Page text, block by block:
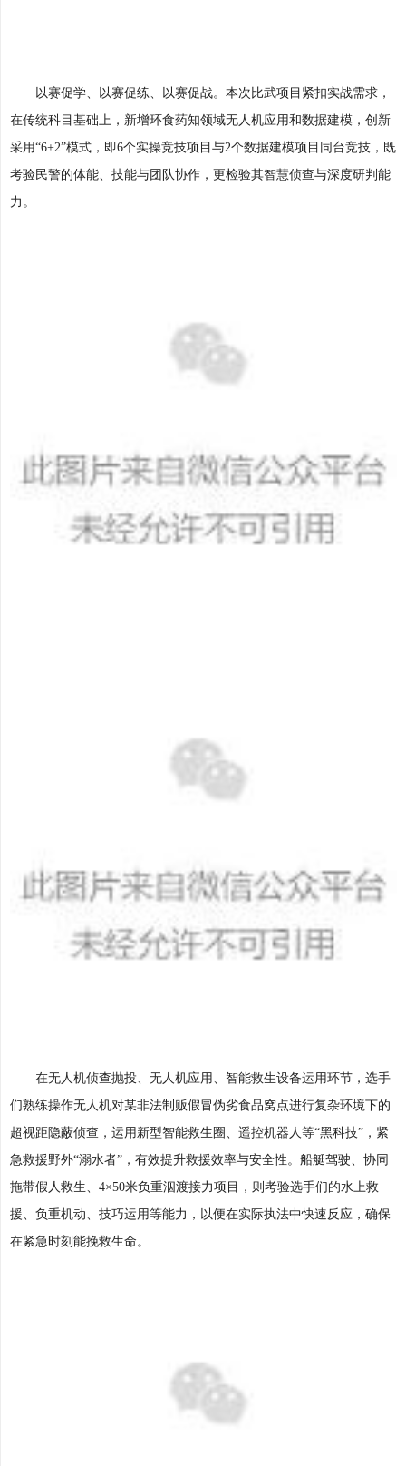
以赛促学、以赛促练、以赛促战。本次比武项目紧扣实战需求，
在传统科目基础上，新增环食药知领域无人机应用和数据建模，创新
采用“6+2”模式，即6个实操竞技项目与2个数据建模项目同台竞技，既
考验民警的体能、技能与团队协作，更检验其智慧侦查与深度研判能
力。
在无人机侦查抛投、无人机应用、智能救生设备运用环节，选手
们熟练操作无人机对某非法制贩假冒伪劣食品窝点进行复杂环境下的
超视距隐蔽侦查，运用新型智能救生圈、遥控机器人等“黑科技”，紧
急救援野外“溺水者”，有效提升救援效率与安全性。船艇驾驶、协同
拖带假人救生、4×50米负重泅渡接力项目，则考验选手们的水上救
援、负重机动、技巧运用等能力，以便在实际执法中快速反应，确保
在紧急时刻能挽救生命。